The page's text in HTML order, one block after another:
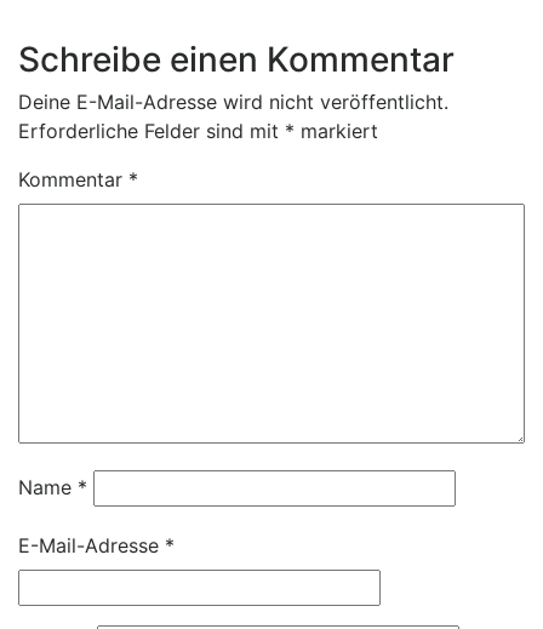
Schreibe einen Kommentar
Deine E-Mail-Adresse wird nicht veröffentlicht.
Erforderliche Felder sind mit * markiert
Kommentar *
Name *
E-Mail-Adresse *